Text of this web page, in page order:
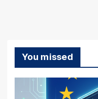
You missed